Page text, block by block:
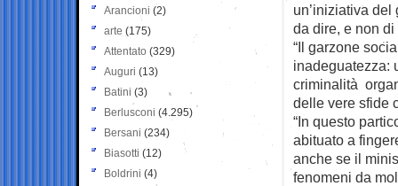
un’iniziativa
da dire, e non di
“Il garzone
inadeguatezza:
criminalità
delle vere sfide
“In questo
abituato a
anche se il
fenomeni da
Arancioni (2)
arte (175)
Attentato (329)
Auguri (13)
Batini (3)
Berlusconi (4.295)
Bersani (234)
Biasotti (12)
Boldrini (4)